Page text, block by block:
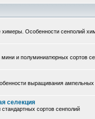
Особенности сенполий
и полуминиатюрных сортов
выращивания
селекция
сортов сенполий